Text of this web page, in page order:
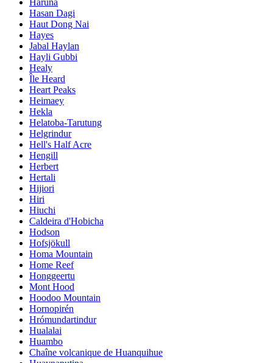
Hasan Dagi
Haut Dong Nai
Hayes
Jabal Haylan
Hayli Gubbi
Healy
Île Heard
Heart Peaks
Heimaey
Hekla
Helatoba-Tarutung
Helgrindur
Hell's Half Acre
Hengill
Herbert
Hertali
Hijiori
Hiri
Hiuchi
Caldeira d'Hobicha
Hodson
Hofsjökull
Homa Mountain
Home Reef
Honggeertu
Mont Hood
Hoodoo Mountain
Hornopirén
Hrómundartindur
Hualalai
Huambo
Chaîne volcanique de Huanquihue